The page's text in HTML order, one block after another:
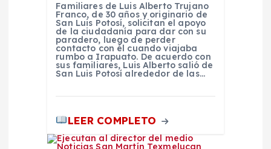
Familiares de Luis Alberto Trujano
Franco, de 30 años y originario de
San Luis Potosí, solicitan el apoyo
de la ciudadanía para dar con su
paradero, luego de perder
contacto con él cuando viajaba
rumbo a Irapuato. De acuerdo con
sus familiares, Luis Alberto salió de
San Luis Potosí alrededor de las…
LEER COMPLETO